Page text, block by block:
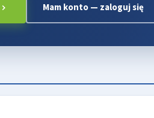
Mam konto — zaloguj się